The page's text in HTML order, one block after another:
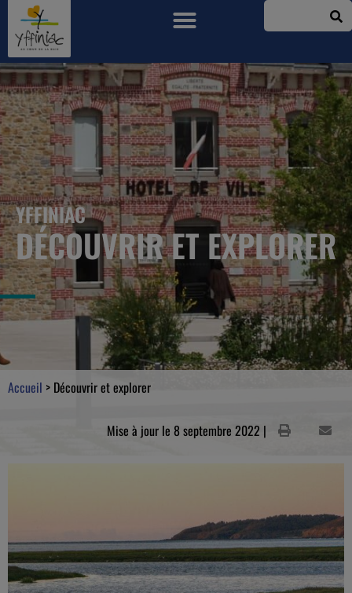
YFFINIAC
DÉCOUVRIR ET EXPLORER
Accueil > Découvrir et explorer
Mise à jour le 8 septembre 2022 |